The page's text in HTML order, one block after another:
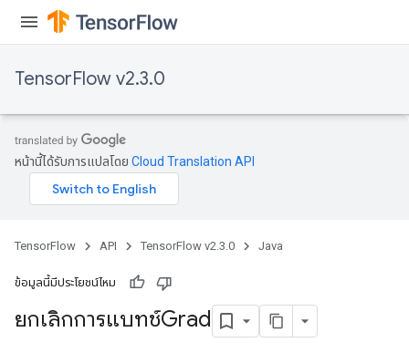
TensorFlow v2.3.0
หน้านี้ได้รับการแปลโดย Cloud Translation API
TensorFlow API TensorFlow v2.3.0 Java
ข้อมูลนี้มีประโยชน์ไหม
ยกเลิกการแบทช์Grad